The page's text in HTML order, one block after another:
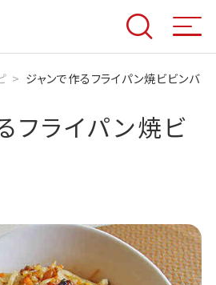
ジャンで作るフライパン焼ビビンバ
フライパン焼ビ